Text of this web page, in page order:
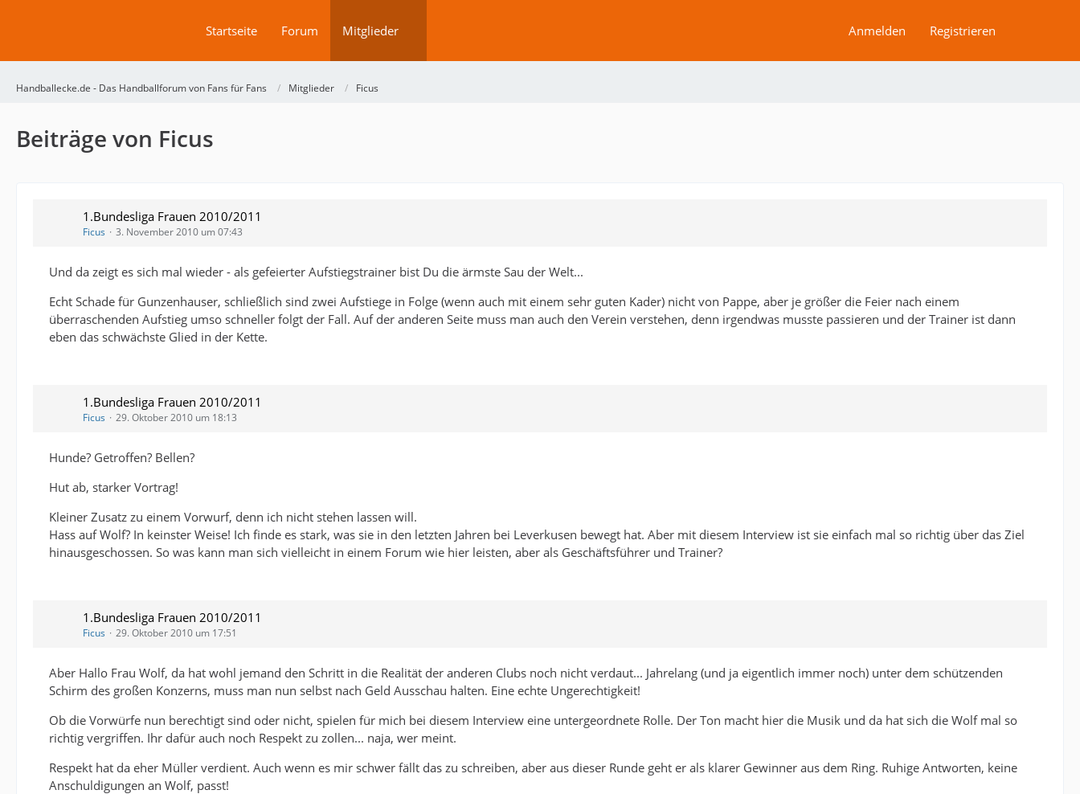
Startseite Forum Mitglieder Anmelden Registrieren
Handballecke.de - Das Handballforum von Fans für Fans Mitglieder Ficus
Beiträge von Ficus
1.Bundesliga Frauen 2010/2011
Ficus 3. November 2010 um 07:43
Und da zeigt es sich mal wieder - als gefeierter Aufstiegstrainer bist Du die ärmste Sau der Welt...
Echt Schade für Gunzenhauser, schließlich sind zwei Aufstiege in Folge (wenn auch mit einem sehr guten Kader) nicht von Pappe, aber je größer die Feier nach einem
überraschenden Aufstieg umso schneller folgt der Fall. Auf der anderen Seite muss man auch den Verein verstehen, denn irgendwas musste passieren und der Trainer ist dann
eben das schwächste Glied in der Kette.
1.Bundesliga Frauen 2010/2011
Ficus 29. Oktober 2010 um 18:13
Hunde? Getroffen? Bellen?
Hut ab, starker Vortrag!
Kleiner Zusatz zu einem Vorwurf, denn ich nicht stehen lassen will.
Hass auf Wolf? In keinster Weise! Ich finde es stark, was sie in den letzten Jahren bei Leverkusen bewegt hat. Aber mit diesem Interview ist sie einfach mal so richtig über das Ziel
hinausgeschossen. So was kann man sich vielleicht in einem Forum wie hier leisten, aber als Geschäftsführer und Trainer?
1.Bundesliga Frauen 2010/2011
Ficus 29. Oktober 2010 um 17:51
Aber Hallo Frau Wolf, da hat wohl jemand den Schritt in die Realität der anderen Clubs noch nicht verdaut... Jahrelang (und ja eigentlich immer noch) unter dem schützenden
Schirm des großen Konzerns, muss man nun selbst nach Geld Ausschau halten. Eine echte Ungerechtigkeit!
Ob die Vorwürfe nun berechtigt sind oder nicht, spielen für mich bei diesem Interview eine untergeordnete Rolle. Der Ton macht hier die Musik und da hat sich die Wolf mal so
richtig vergriffen. Ihr dafür auch noch Respekt zu zollen... naja, wer meint.
Respekt hat da eher Müller verdient. Auch wenn es mir schwer fällt das zu schreiben, aber aus dieser Runde geht er als klarer Gewinner aus dem Ring. Ruhige Antworten, keine
Anschuldigungen an Wolf, passt!